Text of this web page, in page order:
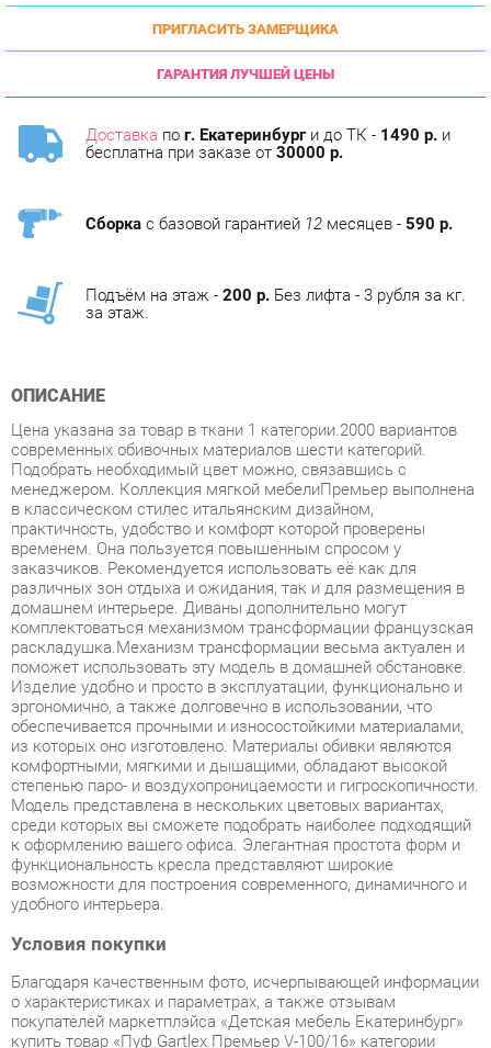
ГАРАНТИЯ ЛУЧШЕЙ ЦЕНЫ
Доставкапог. Екатеринбурги до ТК -1490 р.и
современных обивочных материалов шести категорий.
менеджером. Коллекция мягкой мебелиПремьер выполнена
в классическом стилес итальянским дизайном,
практичность, удобство и комфорт которой проверены
временем. Она пользуется повышенным спросом у
заказчиков. Рекомендуется использовать её как для
различных зон отдыха и ожидания, так и для размещения в
домашнем интерьере. Диваны дополнительно могут
комплектоваться механизмом трансформации французская
раскладушка.Механизм трансформации весьма актуален и
поможет использовать эту модель в домашней обстановке.
Изделие удобно и просто в эксплуатации, функционально и
эргономично, а также долговечно в использовании, что
обеспечивается прочными и износостойкими материалами,
из которых оно изготовлено. Материалы обивки являются
комфортными, мягкими и дышащими, обладают высокой
степенью паро- и воздухопроницаемости и гигроскопичности.
Модель представлена в нескольких цветовых вариантах,
среди которых вы сможете подобрать наиболее подходящий
к оформлению вашего офиса. Элегантная простота форм и
функциональность кресла представляют широкие
возможности для построения современного, динамичного и
удобного интерьера.
Условия покупки
Благодаря качественным фото, исчерпывающей информации
покупателей маркетплэйса «Детская мебель Екатеринбург»
Пуфы производства Gartlex с доставкой из Екатеринбурга по
цене со скидкой и гарантией от производителя не составит
труда.